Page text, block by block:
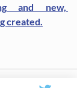
and new,
created.